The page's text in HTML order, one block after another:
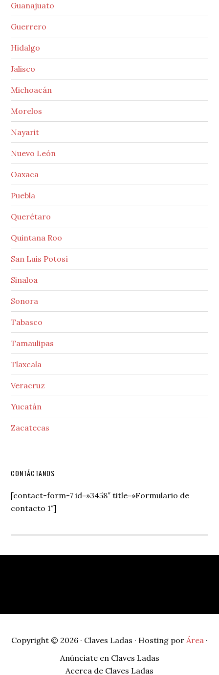
Guanajuato
Guerrero
Hidalgo
Jalisco
Michoacán
Morelos
Nayarit
Nuevo León
Oaxaca
Puebla
Querétaro
Quintana Roo
San Luis Potosí
Sinaloa
Sonora
Tabasco
Tamaulipas
Tlaxcala
Veracruz
Yucatán
Zacatecas
Secondary
Sidebar
CONTÁCTANOS
[contact-form-7 id=»3458″ title=»Formulario de
contacto 1″]
Copyright © 2026 · Claves Ladas · Hosting por Área ·
Anúnciate en Claves Ladas
Acerca de Claves Ladas